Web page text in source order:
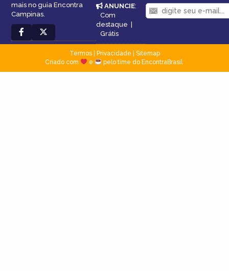
mais no guia Encontra
Campinas.
ANUNCIE:
Com
destaque
Grátis
Termos| Privacidade
Sitemap
Criado com
e pelo time do EncontraBrasil